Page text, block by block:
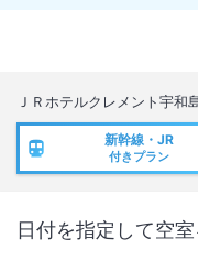
ＪＲホテルクレメント宇和
新幹線・JR
付きプラン
日付を指定して空